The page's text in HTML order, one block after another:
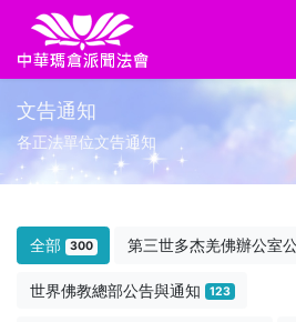
文告通知
各正法單位文告通知
全部 300 第三世多杰羌佛辦公室
世界佛教總部公告與通知 123